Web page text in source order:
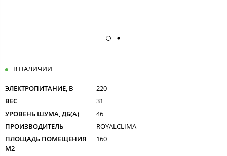
В НАЛИЧИИ
ЭЛЕКТРОПИТАНИЕ, В
220
ВЕС
31
УРОВЕНЬ ШУМА, ДБ(А)
46
ПРОИЗВОДИТЕЛЬ
ROYALCLIMA
ПЛОЩАДЬ ПОМЕЩЕНИЯ
М2
160